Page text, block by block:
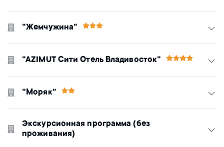
"Жемчужина"
"AZIMUT Сити Отель Владивосток"
"Моряк"
Экскурсионная программа (без
проживания)